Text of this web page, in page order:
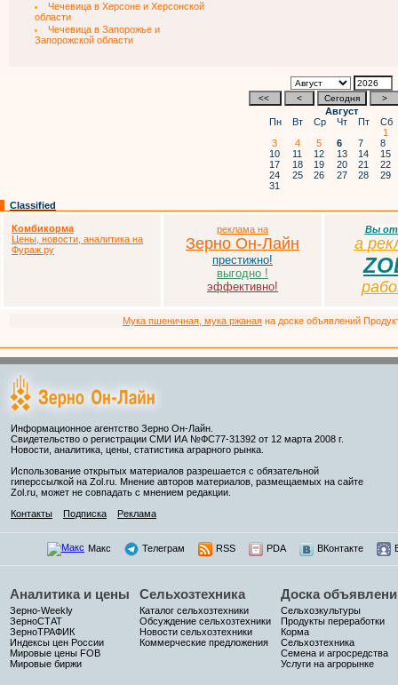
Чечевица в Херсоне и Херсонской
области
Чечевица в Запорожье и
Запорожской области
Август
Пн
Вт Ср Чт Пт Сб
1
3
4 5 6 7 8
10
11 12 13 14 15
17
18 19 20 21 22
24
25 26 27 28 29
31
Classified
Комбикорма
Цены, новости, аналитика на
Фураж.ру
реклама на
Зерно Он-Лайн
престижно!
выгодно !
эффективно!
Вы
а р
Мука пшеничная, мука ржаная на доске объявлений
Информационное агентство Зерно Он-Лайн.
Свидетельство о регистрации СМИ ИА №ФС77-31392 от 12 марта 2008 г.
Новости, аналитика, цены, статистика аграрного рынка.
Использование открытых материалов разрешается с обязательной
гиперссылкой на Zol.ru. Мнение авторов материалов, размещаемых на сайте
Zol.ru, может не совпадать с мнением редакции.
Контакты
Подписка Реклама
Макс Телеграм RSS PDA ВКонтакте
Аналитика и цены
Зерно-Weekly
ЗерноСТАТ
ЗерноТРАФИК
Индексы цен России
Мировые цены FOB
Мировые биржи
Сельхозтехника
Каталог сельхозтехники
Обсуждение сельхозтехники
Новости сельхозтехники
Коммерческие предложения
Доска
Сельхозкультуры
Продукты переработки
Корма
Сельхозтехника
Семена и агросредства
Услуги на агрорынке